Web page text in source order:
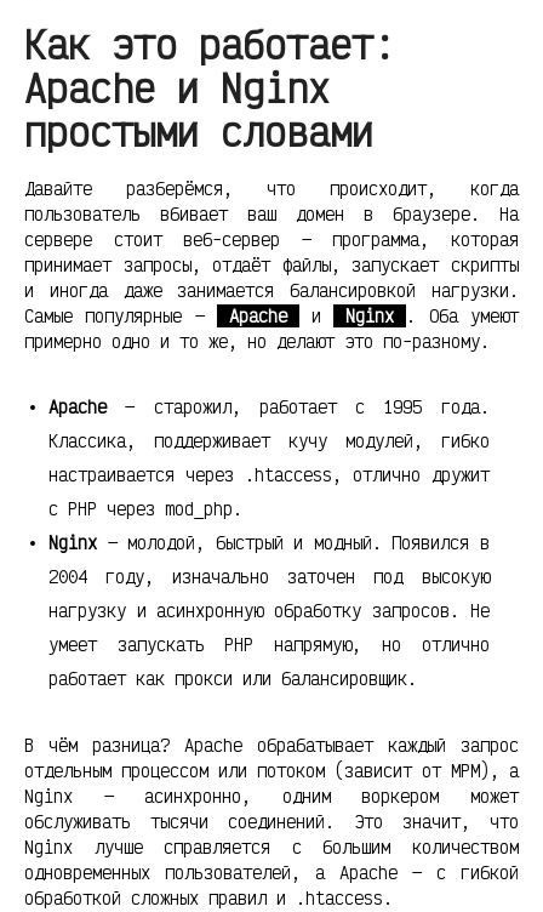
Как это работает:
Apache и Nginx
простыми словами
Давайте разберёмся, что происходит, когда
пользователь вбивает ваш домен в браузере. На
сервере стоит веб-сервер — программа, которая
принимает запросы, отдаёт файлы, запускает скрипты
и иногда даже занимается балансировкой нагрузки.
Самые популярные —
Apache и Nginx
. Оба умеют
примерно одно и то же, но делают это по-разному.
Apache— старожил, работает с 1995 года.
Классика, поддерживает кучу модулей, гибко
настраивается через .htaccess, отлично дружит
с PHP через mod_php.
Nginx — молодой, быстрый и модный. Появился в
2004 году, изначально заточен под высокую
нагрузку и асинхронную обработку запросов. Не
умеет запускать PHP напрямую, но отлично
работает как прокси или балансировщик.
В чём разница? Apache обрабатывает каждый запрос
отдельным процессом или потоком (зависит от MPM), а
Nginx — асинхронно, одним воркером может
обслуживать тысячи соединений. Это значит, что
Nginx лучше справляется с большим количеством
одновременных пользователей, а Apache — с гибкой
обработкой сложных правил и .htaccess.